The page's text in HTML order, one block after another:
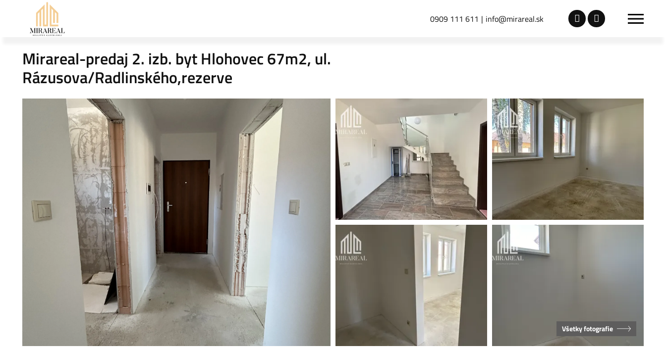
0909 111 611 info@mirareal.sk
Mirareal-predaj 2. izb. byt Hlohovec 67m2, ul.
Rázusova/Radlinského,rezerve
Všetky fotografie